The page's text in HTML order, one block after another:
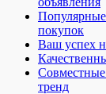
Популярные
покупок
Ваш успех
тренд